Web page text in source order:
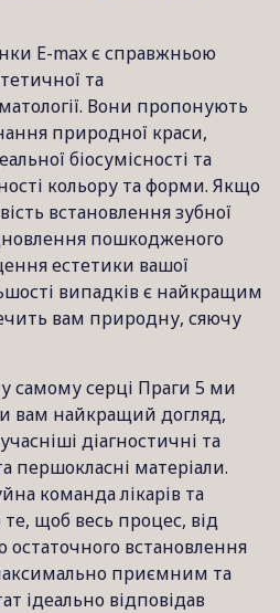
E-max є справжньою
та
Вони пропонують
природної краси,
біосумісності та
кольору та форми. Якщо
встановлення зубної
пошкодженого
естетики вашої
випадків є найкращим
вам природну, сяючу
у самому серці Праги 5 ми
вам найкращий догляд,
діагностичні та
першокласні матеріали.
команда лікарів та
щоб весь процес, від
остаточного встановлення
приємним та
ідеально відповідав